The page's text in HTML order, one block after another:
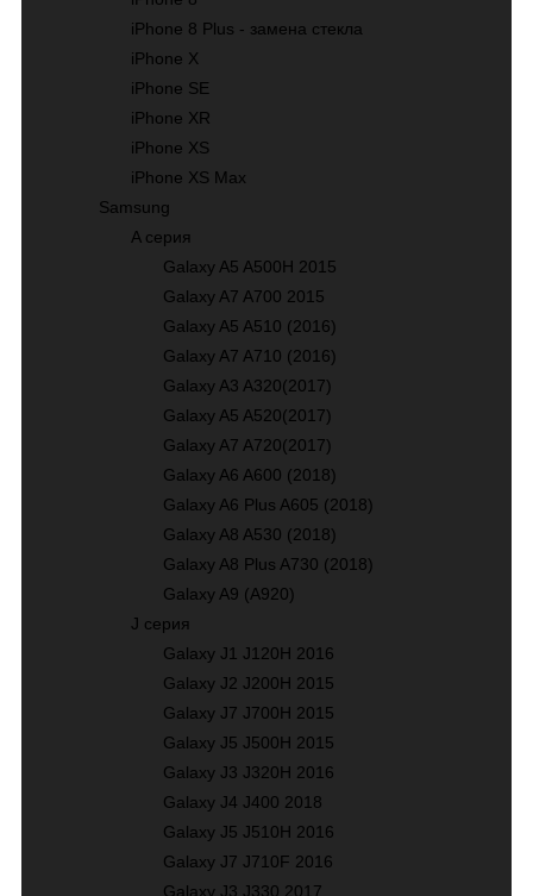
iPhone 8 Plus - замена стекла
iPhone X
iPhone SE
iPhone XR
iPhone XS
iPhone XS Max
Samsung
A серия
Galaxy A5 A500H 2015
Galaxy A7 A700 2015
Galaxy A5 A510 (2016)
Galaxy A7 A710 (2016)
Galaxy A3 A320(2017)
Galaxy A5 A520(2017)
Galaxy A7 A720(2017)
Galaxy A6 A600 (2018)
Galaxy A6 Plus A605 (2018)
Galaxy A8 A530 (2018)
Galaxy A8 Plus A730 (2018)
Galaxy A9 (A920)
J серия
Galaxy J1 J120H 2016
Galaxy J2 J200H 2015
Galaxy J7 J700H 2015
Galaxy J5 J500H 2015
Galaxy J3 J320H 2016
Galaxy J4 J400 2018
Galaxy J5 J510H 2016
Galaxy J7 J710F 2016
Galaxy J3 J330 2017